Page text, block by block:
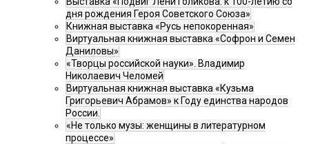
дня рождения Героя Советского Союза»
Книжная выставка «Русь непокоренная»
Виртуальная книжная выставка «Софрон и Семен
Даниловы»
«Творцы российской науки». Владимир
Николаевич Челомей
Виртуальная книжная выставка «Кузьма
Григорьевич Абрамов» к Году единства народов
России.
«Не только музы: женщины в литературном
процессе»